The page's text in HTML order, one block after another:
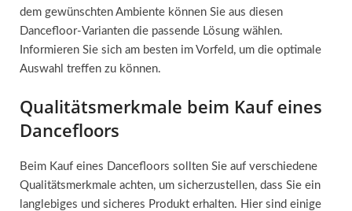
dem gewünschten Ambiente können Sie aus diesen
Dancefloor-Varianten die passende Lösung wählen.
Informieren Sie sich am besten im Vorfeld, um die optimale
Auswahl treffen zu können.
Qualitätsmerkmale beim Kauf eines
Dancefloors
Beim Kauf eines Dancefloors sollten Sie auf verschiedene
Qualitätsmerkmale achten, um sicherzustellen, dass Sie ein
langlebiges und sicheres Produkt erhalten. Hier sind einige